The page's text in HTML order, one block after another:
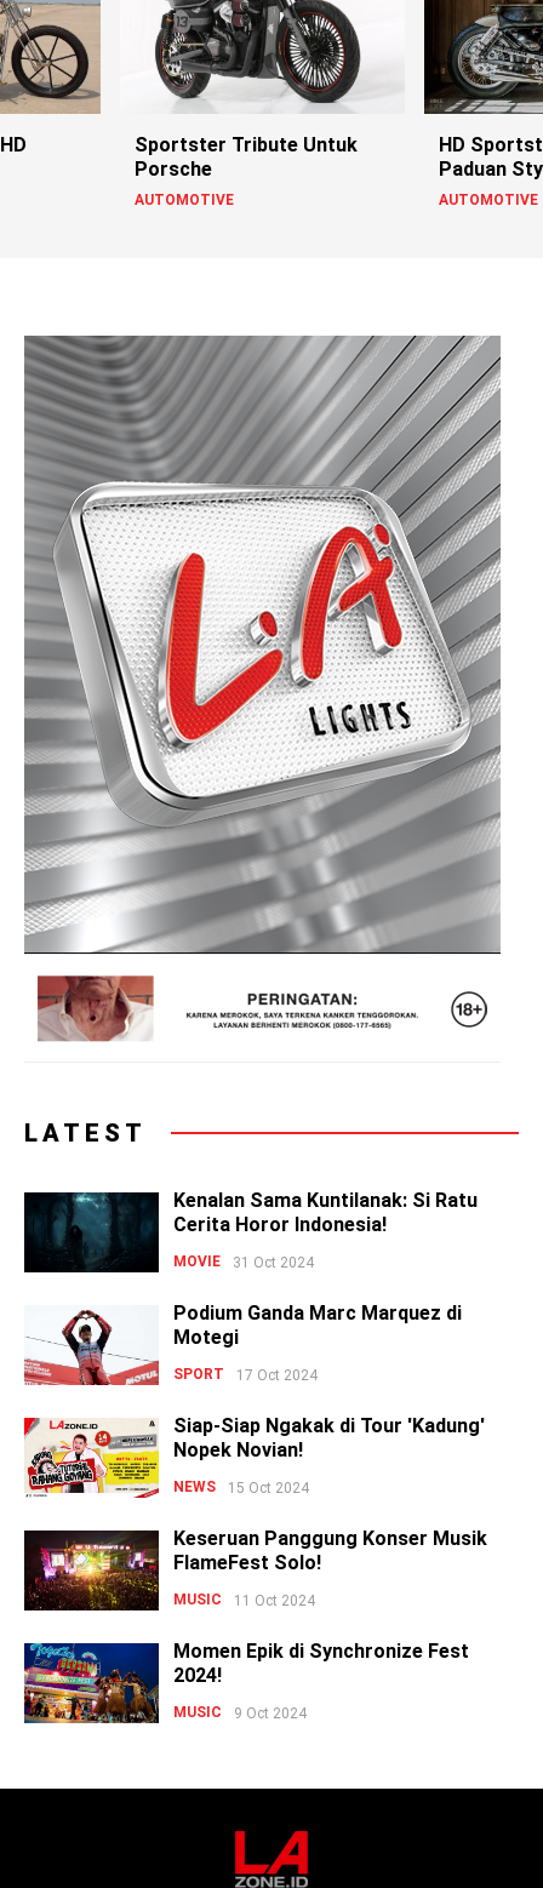
Sportster Tribute Untuk
Porsche
AUTOMOTIVE
HD
Paduan
Jepang
AUTOMOTIVE
LATEST
Kenalan Sama Kuntilanak: Si Ratu
Cerita Horor Indonesia!
MOVIE 31 Oct 2024
Podium Ganda Marc Marquez di
Motegi
SPORT 17 Oct 2024
Siap-Siap Ngakak di Tour 'Kadung'
Nopek Novian!
NEWS 15 Oct 2024
Keseruan Panggung Konser Musik
FlameFest Solo!
MUSIC 11 Oct 2024
Momen Epik di Synchronize Fest
2024!
MUSIC 9 Oct 2024